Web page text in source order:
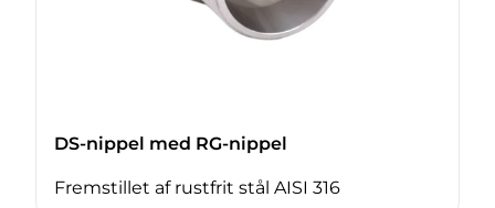
DS-nippel med RG-nippel
Fremstillet af rustfrit stål AISI 316